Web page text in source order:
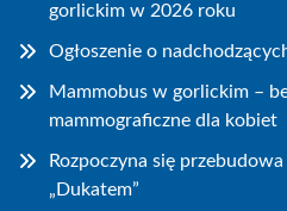
gorlickim w 2026 roku
Ogłoszenie o
Mammobus w gorlickim –
mammograficzne dla kobiet
Rozpoczyna się
„Dukatem”